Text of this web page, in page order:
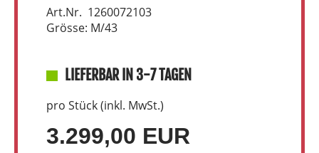
Art.Nr. 1260072103
Grösse: M/43
LIEFERBAR IN 3-7 TAGEN
pro Stück (inkl. MwSt.)
3.299,00 EUR